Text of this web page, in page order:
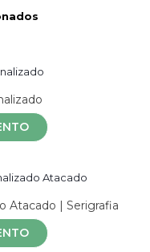
Atacado | Serigrafia